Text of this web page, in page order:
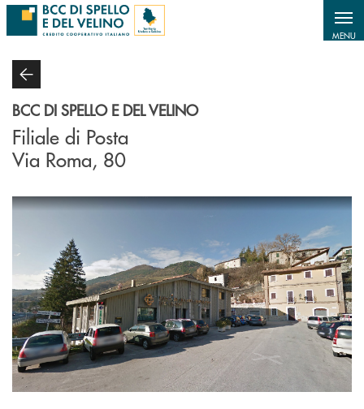
Salta al contenuto principale
MENU
BCC DI SPELLO E DEL VELINO
Filiale di Posta
Via Roma, 80